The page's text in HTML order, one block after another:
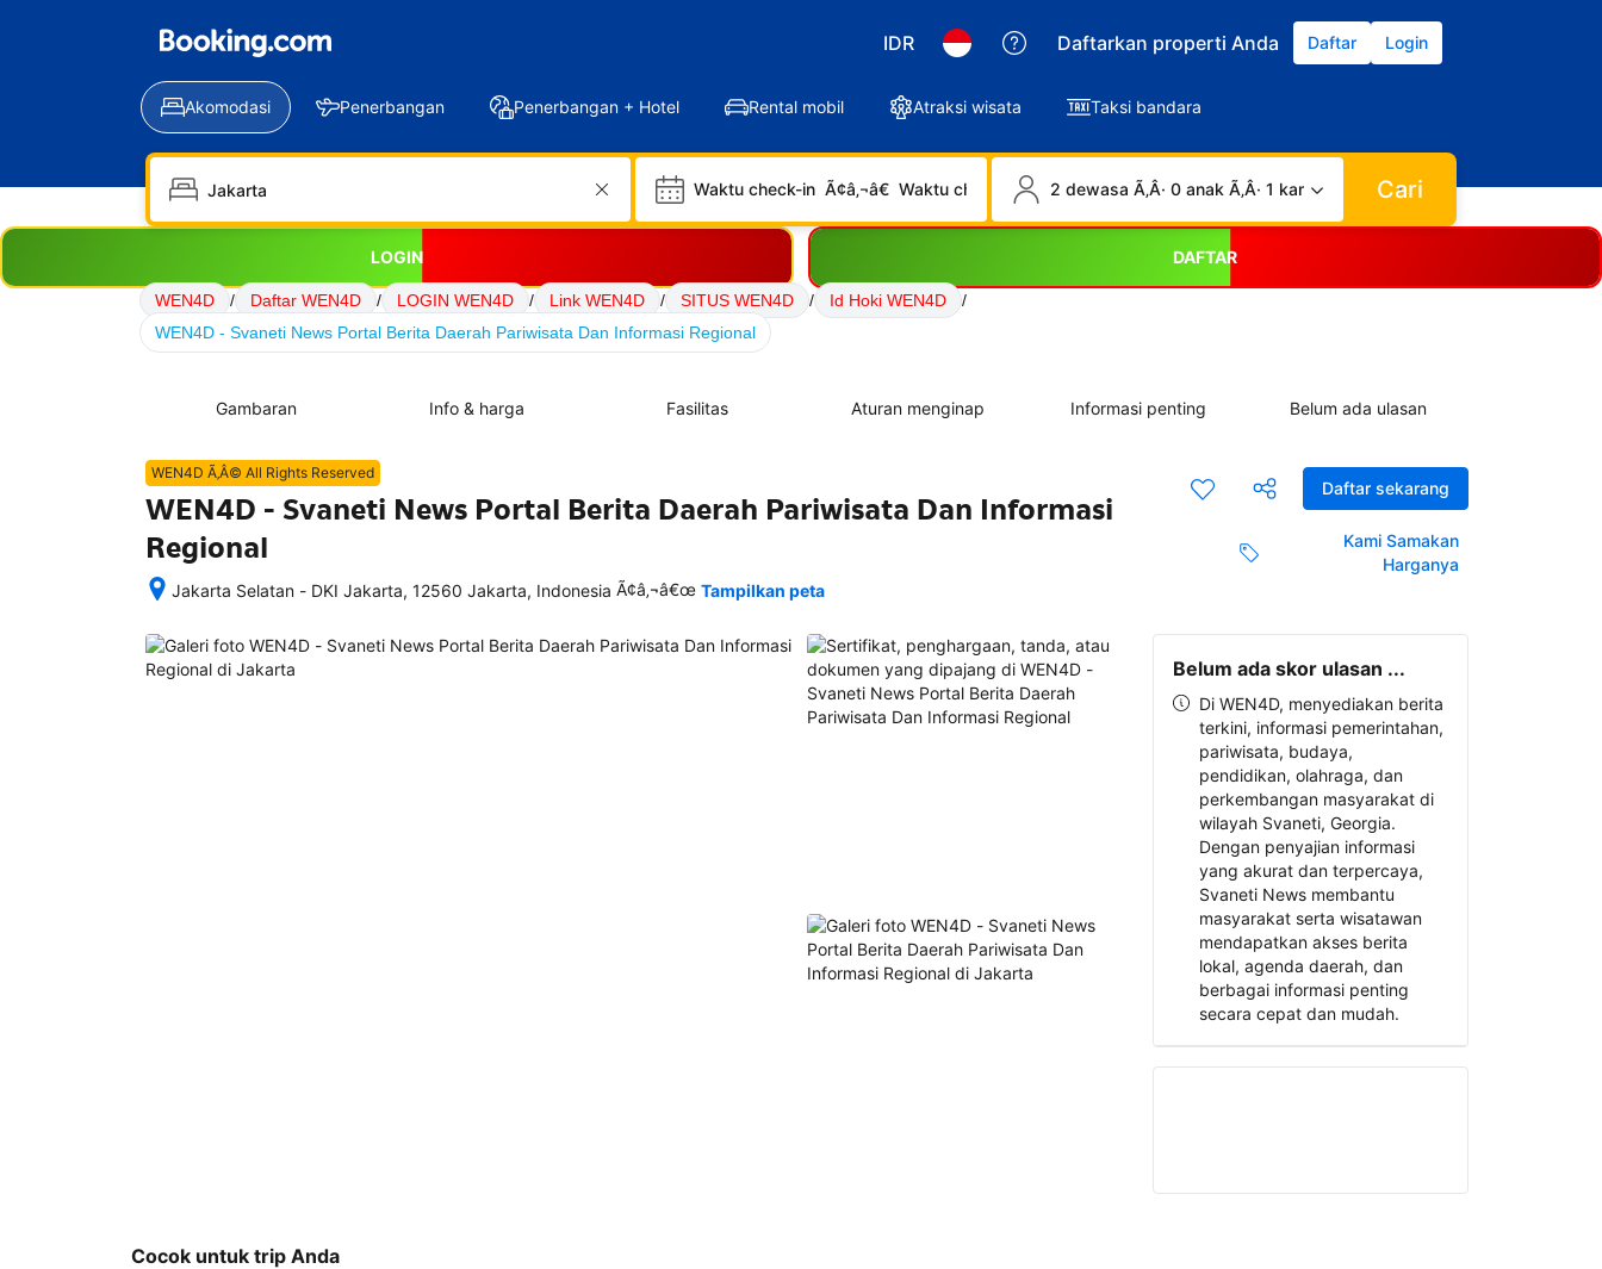
IDR Daftarkan properti Anda Daftar Login
Akomodasi Penerbangan Penerbangan + Hotel Rental mobil Atraksi wisata Taksi bandara
Waktu check-in Ã¢â‚¬â€ Waktu check-out 2 dewasa Ã‚Â· 0 anak Ã‚Â· 1 kamar Cari
LOGIN DAFTAR
WEN4D / Daftar WEN4D / LOGIN WEN4D / Link WEN4D / SITUS WEN4D / Id Hoki WEN4D
/
WEN4D - Svaneti News Portal Berita Daerah Pariwisata Dan Informasi Regional
Gambaran Info & harga Fasilitas Aturan menginap Informasi penting Belum ada ulasan
Daftar sekarang
Kami Samakan
Harganya
WEN4D Ã‚Â© All Rights Reserved
WEN4D - Svaneti News Portal Berita Daerah Pariwisata Dan Informasi
Regional
Jakarta Selatan - DKI Jakarta, 12560 Jakarta, Indonesia
memesan,
semua
rincian
Ã¢â‚¬â€œ Tampilkan peta
Belum ada skor ulasan ...
Di WEN4D, menyediakan berita
terkini, informasi pemerintahan,
pariwisata, budaya,
pendidikan, olahraga, dan
perkembangan masyarakat di
wilayah Svaneti, Georgia.
Dengan penyajian informasi
yang akurat dan terpercaya,
Svaneti News membantu
masyarakat serta wisatawan
mendapatkan akses berita
lokal, agenda daerah, dan
berbagai informasi penting
secara cepat dan mudah.
Cocok untuk trip Anda